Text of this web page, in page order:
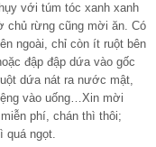
với túm tóc xanh xanh
chủ rừng cũng mời ăn. Có
ngoài, chỉ còn ít ruột bên
đập đập dứa vào gốc
dứa nát ra nước mật,
vào uống…Xin mời
phí, chán thì thôi;
quá ngọt.